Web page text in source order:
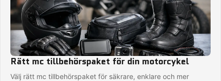
Rätt mc tillbehörspaket för din motorcykel
Välj rätt mc tillbehörspaket för säkrare, enklare och mer